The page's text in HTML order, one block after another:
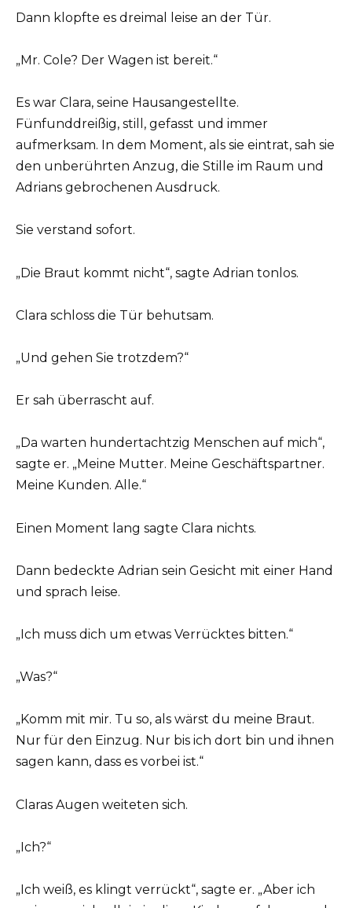
Dann klopfte es dreimal leise an der Tür.
„Mr. Cole? Der Wagen ist bereit.“
Es war Clara, seine Hausangestellte.
Fünfunddreißig, still, gefasst und immer
aufmerksam. In dem Moment, als sie eintrat, sah sie
den unberührten Anzug, die Stille im Raum und
Adrians gebrochenen Ausdruck.
Sie verstand sofort.
„Die Braut kommt nicht“, sagte Adrian tonlos.
Clara schloss die Tür behutsam.
„Und gehen Sie trotzdem?“
Er sah überrascht auf.
„Da warten hundertachtzig Menschen auf mich“,
sagte er. „Meine Mutter. Meine Geschäftspartner.
Meine Kunden. Alle.“
Einen Moment lang sagte Clara nichts.
Dann bedeckte Adrian sein Gesicht mit einer Hand
und sprach leise.
„Ich muss dich um etwas Verrücktes bitten.“
„Was?“
„Komm mit mir. Tu so, als wärst du meine Braut.
Nur für den Einzug. Nur bis ich dort bin und ihnen
sagen kann, dass es vorbei ist.“
Claras Augen weiteten sich.
„Ich?“
„Ich weiß, es klingt verrückt“, sagte er. „Aber ich